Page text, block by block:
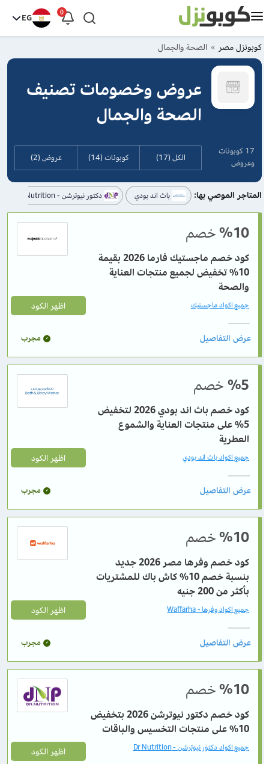
0
EG
كوبونزل مصر الصحة والجمال
عروض وخصومات تصنيف
الصحة والجمال
17 كوبونات
وعروض
الكل (17) كوبونات (14) عروض (2)
المتاجر الموصي بها: باث اند بودي دكتور نيوترشن - Dr Nutrition
%10خصم
كود خصم ماجستيك فارما 2026 بقيمة
10% تخفيض لجميع منتجات العناية
والصحة
اظهر الكود جميع اكواد ماجستيك
مجرب
%5خصم
كود خصم باث اند بودي 2026 لتخفيض
5% على منتجات العناية والشموع
العطرية
اظهر الكود جميع اكواد باث اند بودي
مجرب
%10خصم
كود خصم وفرها مصر 2026 جديد
بنسبة خصم 10% كاش باك للمشتريات
بأكثر من 200 جنيه
اظهر الكود جميع اكواد وفرها - Waffarha
مجرب
%10خصم
كود خصم دكتور نيوترشن 2026 بتخفيض
10% على منتجات التخسيس والباقات
اظهر الكود جميع اكواد دكتور نيوترشن - Dr Nutrition